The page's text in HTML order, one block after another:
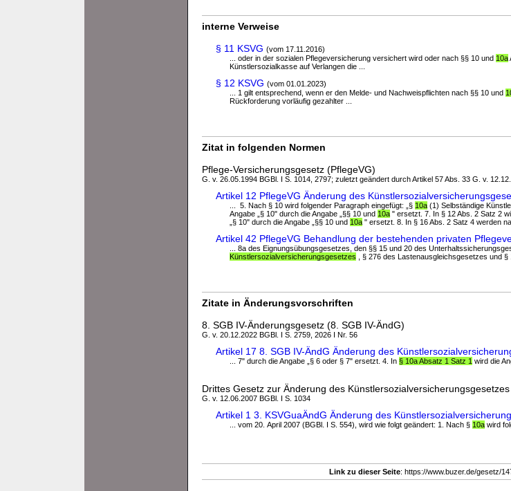
interne Verweise
§ 11 KSVG (vom 17.11.2016)
... oder in der sozialen Pflegeversicherung versichert wird oder nach §§ 10 und 10a
Künstlersozialkasse auf Verlangen die ...
§ 12 KSVG (vom 01.01.2023)
... 1 gilt entsprechend, wenn er den Melde- und Nachweispflichten nach §§ 10 und
Rückforderung vorläufig gezahlter ...
Zitat in folgenden Normen
Pflege-Versicherungsgesetz (PflegeVG)
G. v. 26.05.1994 BGBl. I S. 1014, 2797; zuletzt geändert durch Artikel 57 Abs. 33 G. v.
Artikel 12 PflegeVG Änderung des
... 5. Nach § 10 wird folgender Paragraph eingefügt: „§ 10a (1) Selbständige
Angabe „§ 10" durch die Angabe „§§ 10 und 10a " ersetzt. 7. In § 12 Abs. 2 Satz 2
„§ 10" durch die Angabe „§§ 10 und 10a " ersetzt. 8. In § 16 Abs. 2 Satz 4 werden
Artikel 42 PflegeVG Behandlung der bestehenden privaten
... 8a des Eignungsübungsgesetzes, den §§ 15 und 20 des
Künstlersozialversicherungsgesetzes , § 276 des Lastenausgleichsgesetzes und §
Zitate in Änderungsvorschriften
8. SGB IV-Änderungsgesetz (8. SGB IV-ÄndG)
G. v. 20.12.2022 BGBl. I S. 2759, 2026 I Nr. 56
Artikel 17 8. SGB IV-ÄndG Änderung des
... 7" durch die Angabe „§ 6 oder § 7" ersetzt. 4. In § 10a Absatz 1 Satz 1 wird die
Drittes Gesetz zur Änderung des
G. v. 12.06.2007 BGBl. I S. 1034
Artikel 1 3. KSVGuaÄndG Änderung des
... vom 20. April 2007 (BGBl. I S. 554), wird wie folgt geändert: 1. Nach § 10a wird
Link zu dieser Seite: https://www.buzer.de/gesetz/